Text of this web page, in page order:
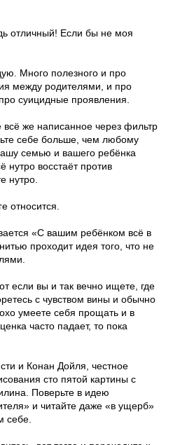
отличный! Если бы не моя
Много полезного и про
между родителями, и про
суицидные проявления.
же написанное через фильтр
себе больше, чем любому
семью и вашего ребёнка
нутро восстаёт против
нутро.
относится.
«С вашим ребёнком всё в
проходит идея того, что не
если вы и так вечно ищете, где
с чувством вины и обычно
умеете себя прощать и в
часто падает, то пока
и Конан Дойля, честное
сто пятой картины с
Поверьте в идею
и читайте даже «в ущерб»
себе.